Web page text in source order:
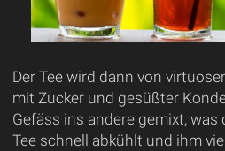
Der Tee wird dann von
mit Zucker und gesüßter
Gefäss ins andere gemixt,
Tee schnell abkühlt und ihm